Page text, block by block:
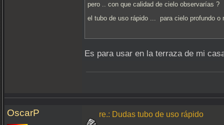
pero .. con que calidad de cielo observarías ?
el tubo de uso rápido ... para cielo profundo
Es para usar en la terraza de mi
OscarP re.: Dudas tubo de uso rápido